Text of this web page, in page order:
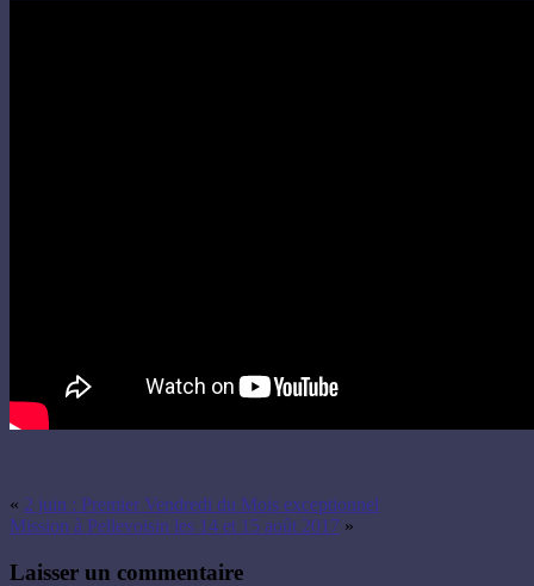
« 2 juin : Premier Vendredi du Mois exceptionnel
Mission à Pellevoisin les 14 et 15 août 2017 »
Laisser un commentaire